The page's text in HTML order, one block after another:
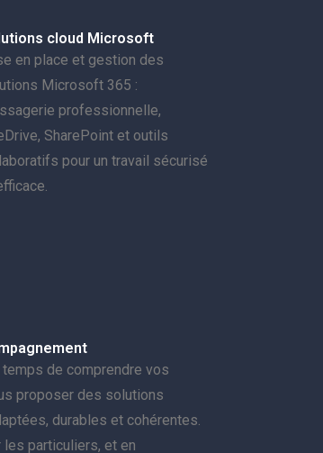
cloud Microsoft
en place et gestion des
Microsoft 365 :
professionnelle,
SharePoint et outils
pour un travail sécurisé
de comprendre vos
proposer des solutions
durables et cohérentes.
les particuliers, et en